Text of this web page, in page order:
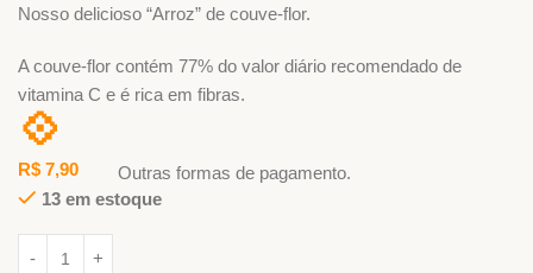
Nosso delicioso “Arroz” de couve-flor.
A couve-flor contém 77% do valor diário recomendado de
vitamina C e é rica em fibras.
💠
R$ 7,90
Outras formas de pagamento.
13 em estoque